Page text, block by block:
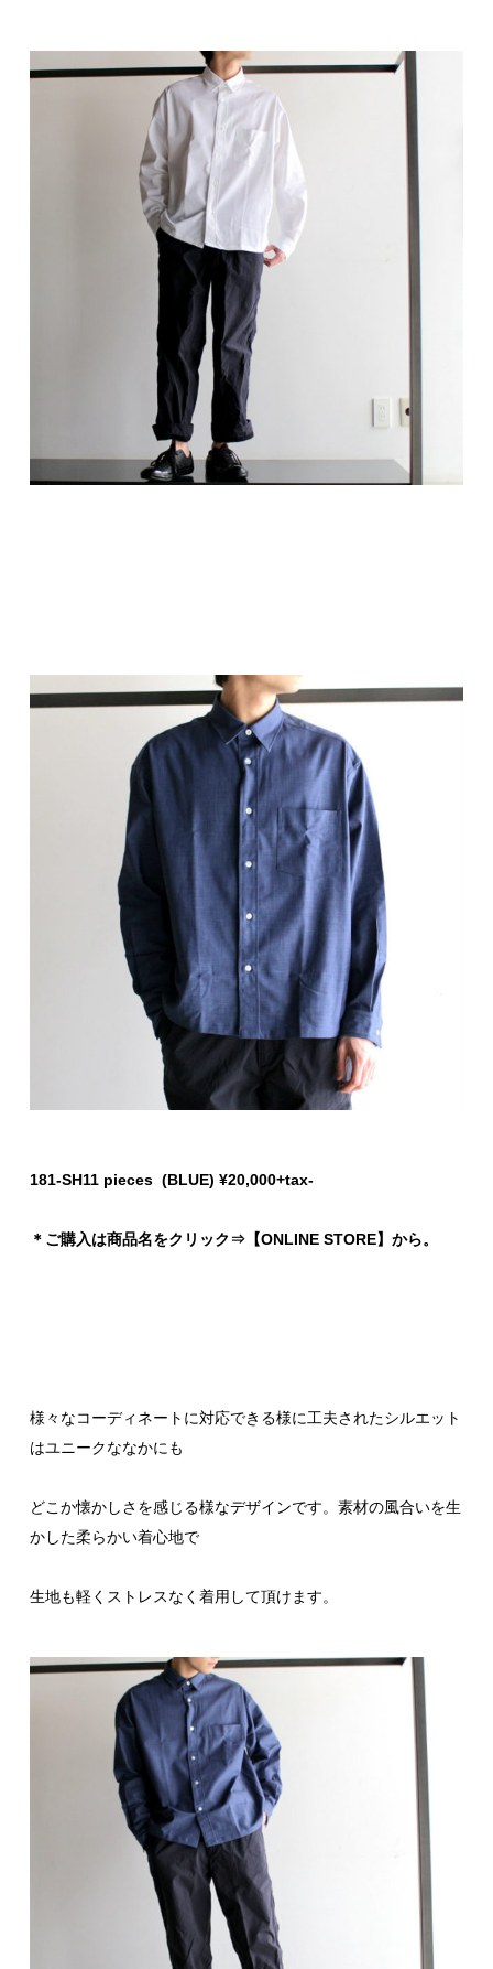
181-SH11 pieces (BLUE) ¥20,000+tax-
＊ご購入は商品名をクリック⇒【ONLINE STORE】から。
様々なコーディネートに対応できる様に工夫されたシルエット
はユニークななかにも
どこか懐かしさを感じる様なデザインです。素材の風合いを生
かした柔らかい着心地で
生地も軽くストレスなく着用して頂けます。